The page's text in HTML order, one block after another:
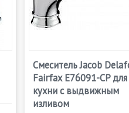
Смеситель Jacob
Fairfax E76091-CP для
кухни с выдвижным
изливом